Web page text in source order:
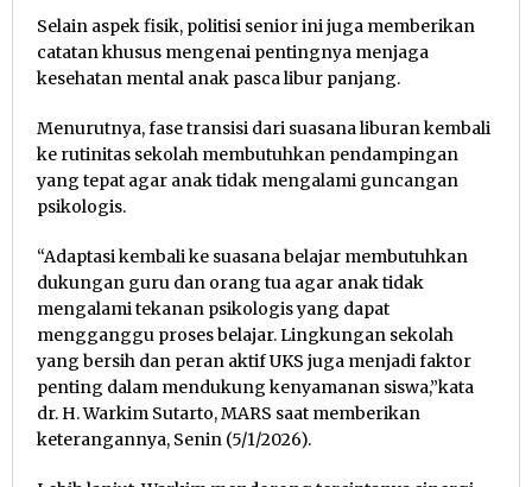
Selain aspek fisik, politisi senior ini juga memberikan
catatan khusus mengenai pentingnya menjaga
kesehatan mental anak pasca libur panjang.
Menurutnya, fase transisi dari suasana liburan kembali
ke rutinitas sekolah membutuhkan pendampingan
yang tepat agar anak tidak mengalami guncangan
psikologis.
“Adaptasi kembali ke suasana belajar membutuhkan
dukungan guru dan orang tua agar anak tidak
mengalami tekanan psikologis yang dapat
mengganggu proses belajar. Lingkungan sekolah
yang bersih dan peran aktif UKS juga menjadi faktor
penting dalam mendukung kenyamanan siswa,”kata
dr. H. Warkim Sutarto, MARS saat memberikan
keterangannya, Senin (5/1/2026).